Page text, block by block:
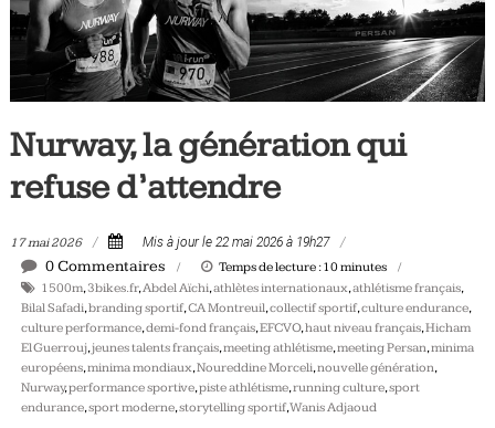
Tous
les
jours,
votre
actualité
vélo
et
triathlon
Nurway, la génération qui
refuse d’attendre
17 mai 2026 Mis à jour le 22 mai 2026 à 19h27
0 Commentaires Temps de lecture : 10minutes
1500m,3bikes.fr,Abdel Aïchi,athlètes internationaux,athlétisme français,
Bilal Safadi,branding sportif,CA Montreuil,collectif sportif,culture endurance,
culture performance,demi-fond français,EFCVO,haut niveau français,Hicham
El Guerrouj,jeunes talents français,meeting athlétisme,meeting Persan,minima
européens,minima mondiaux,Noureddine Morceli,nouvelle génération,
Nurway,performance sportive,piste athlétisme,running culture,sport
endurance,sport moderne,storytelling sportif,Wanis Adjaoud